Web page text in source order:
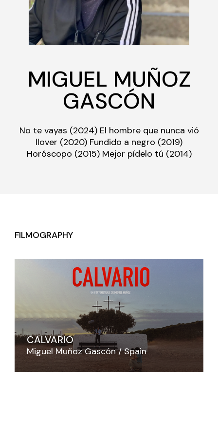
MIGUEL MUÑOZ
GASCÓN
No te vayas (2024) El hombre que nunca vió
llover (2020) Fundido a negro (2019)
Horóscopo (2015) Mejor pídelo tú (2014)
FILMOGRAPHY
CALVARIO
Miguel Muñoz Gascón Spain